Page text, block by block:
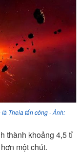
Theia tấn công - Ảnh:
thành khoảng 4,5 tỉ
một chút.